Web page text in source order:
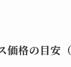
価格の目安